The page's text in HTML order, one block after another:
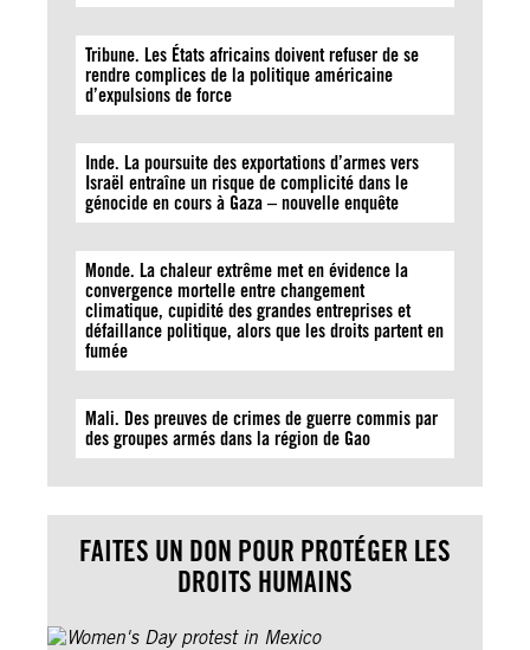
Tribune. Les États africains doivent refuser de se
rendre complices de la politique américaine
d’expulsions de force
Inde. La poursuite des exportations d’armes vers
Israël entraîne un risque de complicité dans le
génocide en cours à Gaza – nouvelle enquête
Monde. La chaleur extrême met en évidence la
convergence mortelle entre changement
climatique, cupidité des grandes entreprises et
défaillance politique, alors que les droits partent en
fumée
Mali. Des preuves de crimes de guerre commis par
des groupes armés dans la région de Gao
FAITES UN DON POUR PROTÉGER LES
DROITS HUMAINS